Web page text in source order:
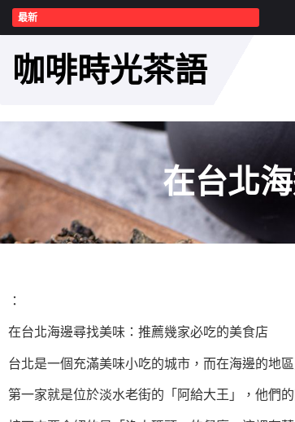
最新
咖啡時光茶語
在台北
：
在台北海邊尋找美味：推薦幾家必吃的美食店
台北是一個充滿美味小吃的城市，而在海邊的地
第一家就是位於淡水老街的「阿給大王」，他們